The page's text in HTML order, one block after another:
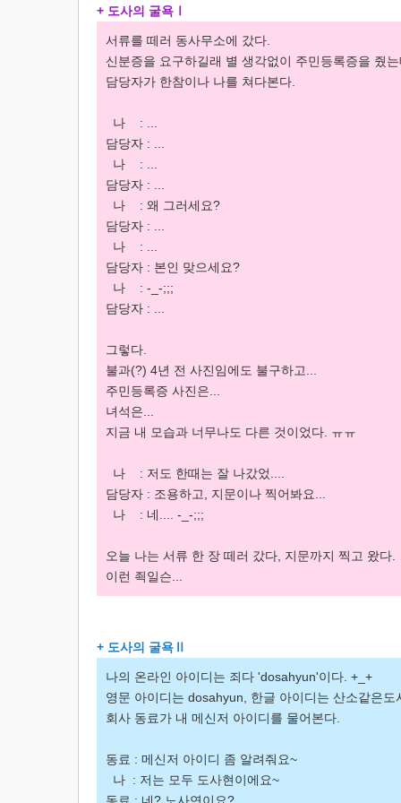
+ 도사의 굴욕Ⅰ
서류를 떼러 동사무소에 갔다.
신분증을 요구하길래 별 생각없이 주민등록증을 줬
담당자가 한참이나 나를 쳐다본다.
나 : ...
담당자 : ...
나 : ...
담당자 : ...
나 : 왜 그러세요?
담당자 : ...
나 : ...
담당자 : 본인 맞으세요?
나 : -_-;;;
담당자 : ...
그렇다.
불과(?) 4년 전 사진임에도 불구하고...
주민등록증 사진은...
녀석은...
지금 내 모습과 너무나도 다른 것이었다. ㅠㅠ
나 : 저도 한때는 잘 나갔었....
담당자 : 조용하고, 지문이나 찍어봐요...
나 : 네.... -_-;;;
오늘 나는 서류 한 장 떼러 갔다, 지문까지 찍고 왔다.
이런 죅일슨...
+ 도사의 굴욕Ⅱ
나의 온라인 아이디는 죄다 'dosahyun'이다. +_+
영문 아이디는 dosahyun, 한글 아이디는 산소같은도
회사 동료가 내 메신저 아이디를 물어본다.
동료 : 메신저 아이디 좀 알려줘요~
나 : 저는 모두 도사현이에요~